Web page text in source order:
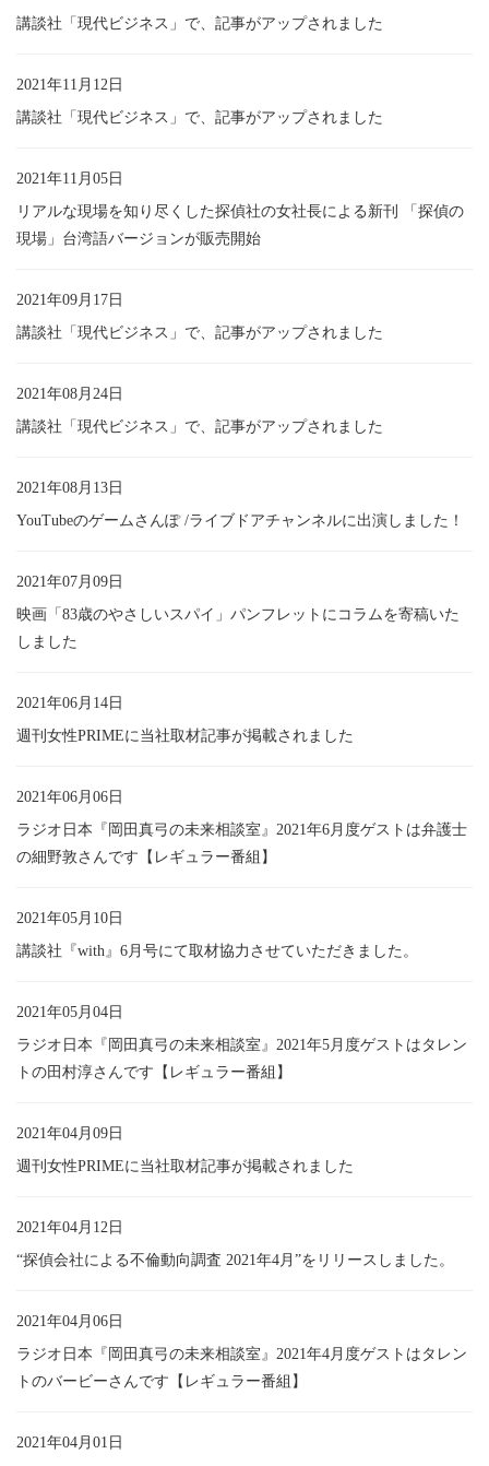
講談社「現代ビジネス」で、記事がアップされました
2021年11月12日
講談社「現代ビジネス」で、記事がアップされました
2021年11月05日
リアルな現場を知り尽くした探偵社の女社長による新刊 「探偵の
現場」台湾語バージョンが販売開始
2021年09月17日
講談社「現代ビジネス」で、記事がアップされました
2021年08月24日
講談社「現代ビジネス」で、記事がアップされました
2021年08月13日
YouTubeのゲームさんぽ /ライブドアチャンネルに出演しました！
2021年07月09日
映画「83歳のやさしいスパイ」パンフレットにコラムを寄稿いた
しました
2021年06月14日
週刊女性PRIMEに当社取材記事が掲載されました
2021年06月06日
ラジオ日本『岡田真弓の未来相談室』2021年6月度ゲストは弁護士
の細野敦さんです【レギュラー番組】
2021年05月10日
講談社『with』6月号にて取材協力させていただきました。
2021年05月04日
ラジオ日本『岡田真弓の未来相談室』2021年5月度ゲストはタレン
トの田村淳さんです【レギュラー番組】
2021年04月09日
週刊女性PRIMEに当社取材記事が掲載されました
2021年04月12日
“探偵会社による不倫動向調査 2021年4月”をリリースしました。
2021年04月06日
ラジオ日本『岡田真弓の未来相談室』2021年4月度ゲストはタレン
トのバービーさんです【レギュラー番組】
2021年04月01日